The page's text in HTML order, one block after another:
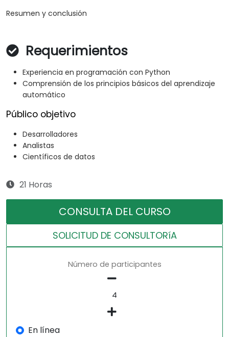
Resumen y conclusión
Requerimientos
Experiencia en programación con Python
Comprensión de los principios básicos del aprendizaje
automático
Público objetivo
Desarrolladores
Analistas
Científicos de datos
21 Horas
CONSULTA DEL CURSO
SOLICITUD DE CONSULTORíA
Número de participantes
En línea